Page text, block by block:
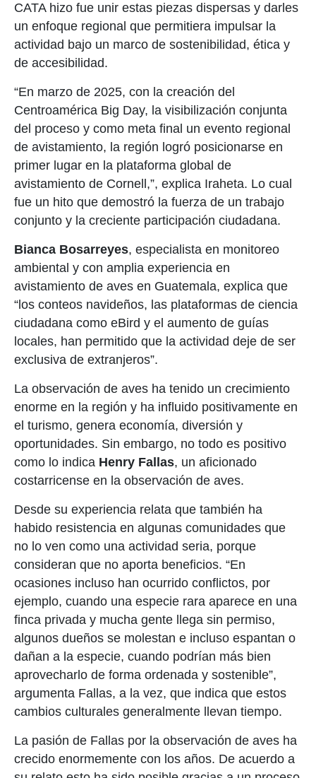
CATA hizo fue unir estas piezas dispersas y darles
un enfoque regional que permitiera impulsar la
actividad bajo un marco de sostenibilidad, ética y
de accesibilidad.
“En marzo de 2025, con la creación del
Centroamérica Big Day, la visibilización conjunta
del proceso y como meta final un evento regional
de avistamiento, la región logró posicionarse en
primer lugar en la plataforma global de
avistamiento de Cornell,”, explica Iraheta. Lo cual
fue un hito que demostró la fuerza de un trabajo
conjunto y la creciente participación ciudadana.
Bianca Bosarreyes, especialista en monitoreo
ambiental y con amplia experiencia en
avistamiento de aves en Guatemala, explica que
“los conteos navideños, las plataformas de ciencia
ciudadana como eBird y el aumento de guías
locales, han permitido que la actividad deje de ser
exclusiva de extranjeros”.
La observación de aves ha tenido un crecimiento
enorme en la región y ha influido positivamente en
el turismo, genera economía, diversión y
oportunidades. Sin embargo, no todo es positivo
como lo indica Henry Fallas, un aficionado
costarricense en la observación de aves.
Desde su experiencia relata que también ha
habido resistencia en algunas comunidades que
no l o ven como una actividad seria, porque
consideran que no aporta beneficios. “En
ocasiones incluso han ocurrido conflictos, por
ejemplo, cuando una especie rara aparece en una
finca privada y mucha gente llega sin permiso,
algunos dueños se molestan e incluso espantan o
dañan a la especie, cuando podrían más bien
aprovecharlo de forma ordenada y sostenible”,
argumenta Fallas, a la vez, que indica que estos
cambios culturales generalmente llevan tiempo.
La pasión de Fallas por la observación de aves ha
crecido enormemente con los años. De acuerdo a